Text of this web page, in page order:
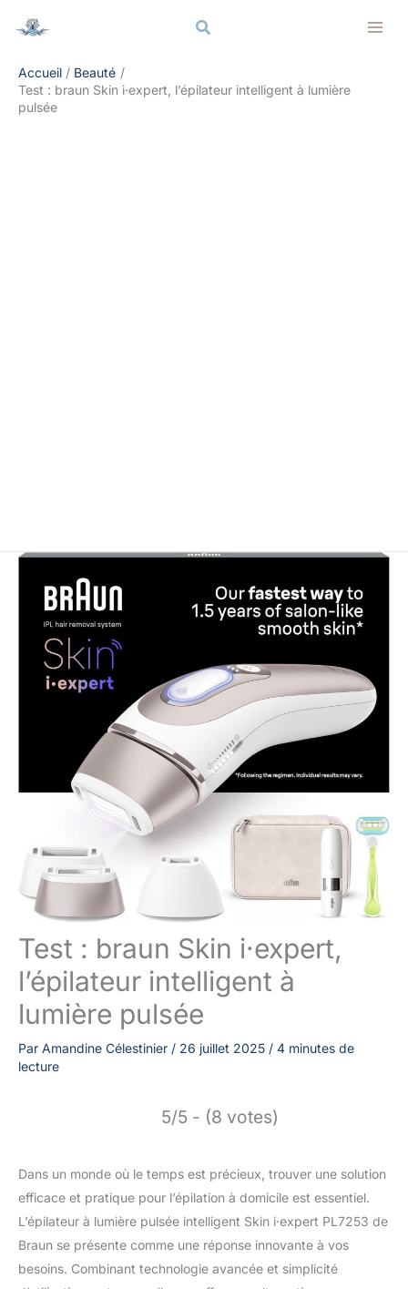
Rechercher
Accueil
Beauté
Test : braun Skin i·expert, l’épilateur intelligent à lumière
pulsée
Test : braun Skin i·expert,
l’épilateur intelligent à
lumière pulsée
Par Amandine Célestinier / 26 juillet 2025 / 4 minutes de
lecture
5/5 - (8 votes)
Dans un monde où le temps est précieux, trouver une solution
efficace et pratique pour l’épilation à domicile est essentiel.
L’épilateur à lumière pulsée intelligent Skin i·expert PL7253 de
Braun se présente comme une réponse innovante à vos
besoins. Combinant technologie avancée et simplicité